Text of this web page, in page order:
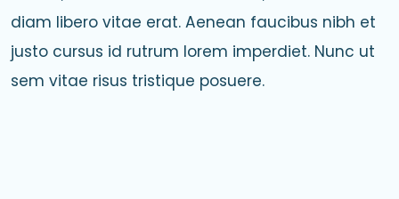
diam libero vitae erat. Aenean faucibus nibh et
justo cursus id rutrum lorem imperdiet. Nunc ut
sem vitae risus tristique posuere.